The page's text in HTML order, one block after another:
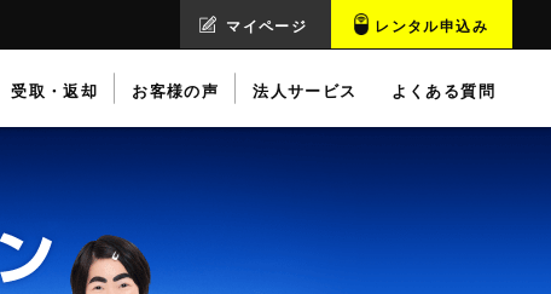
マイページ レンタル申込み
受取・返却 お客様の声 法人サービス よくある質問